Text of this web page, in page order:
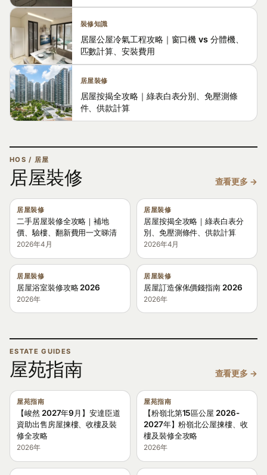
裝修知識
居屋公屋冷氣工程攻略｜窗口機 vs 分體機、
匹數計算、安裝費用
居屋裝修
居屋按揭全攻略｜綠表白表分別、免壓測條
件、供款計算
HOS / 居屋
居屋裝修 查看更多 →
居屋裝修
二手居屋裝修全攻略｜補地
價、驗樓、翻新費用一文睇清
2026年4月
居屋裝修
居屋按揭全攻略｜綠表白表分
別、免壓測條件、供款計算
2026年4月
居屋裝修
居屋浴室裝修攻略 2026
2026年
居屋裝修
居屋訂造傢俬價錢指南 2026
2026年
ESTATE GUIDES
屋苑指南 查看更多 →
屋苑指南
【峻然 2027年9月】安達臣道
資助出售房屋揀樓、收樓及裝
修全攻略
2026年
屋苑指南
【粉嶺北第15區公屋 2026-
2027年】粉嶺北公屋揀樓、收
樓及裝修全攻略
2026年